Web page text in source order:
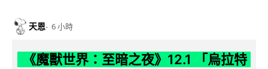
天恩 6 小時
《魔獸世界：至暗之夜》12.1 「烏拉特